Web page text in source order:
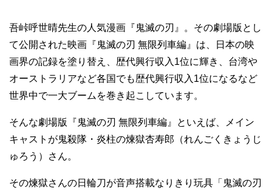
吾峠呼世晴先生の人気漫画『鬼滅の刃』。その劇場版とし
て公開された映画『鬼滅の刃 無限列車編』は、日本の映
画界の記録を塗り替え、歴代興行収入1位に輝き、台湾や
オーストラリアなど各国でも歴代興行収入1位になるなど
世界中で一大ブームを巻き起こしています。
そんな劇場版『鬼滅の刃 無限列車編』といえば、メイン
キャストが鬼殺隊・炎柱の煉獄杏寿郎（れんごくきょうじ
ゅろう）さん。
その煉獄さんの日輪刀が音声搭載なりきり玩具「鬼滅の刃